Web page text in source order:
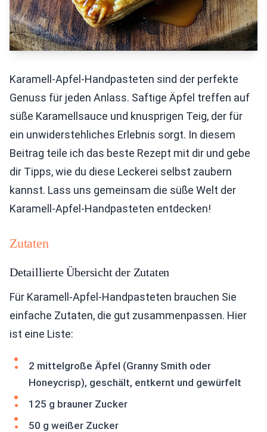
Karamell-Apfel-Handpasteten sind der perfekte
Genuss für jeden Anlass. Saftige Äpfel treffen auf
süße Karamellsauce und knusprigen Teig, der für
ein unwiderstehliches Erlebnis sorgt. In diesem
Beitrag teile ich das beste Rezept mit dir und gebe
dir Tipps, wie du diese Leckerei selbst zaubern
kannst. Lass uns gemeinsam die süße Welt der
Karamell-Apfel-Handpasteten entdecken!
Zutaten
Detaillierte Übersicht der Zutaten
Für Karamell-Apfel-Handpasteten brauchen Sie
einfache Zutaten, die gut zusammenpassen. Hier
ist eine Liste:
2 mittelgroße Äpfel (Granny Smith oder
Honeycrisp), geschält, entkernt und gewürfelt
125 g brauner Zucker
50 g weißer Zucker